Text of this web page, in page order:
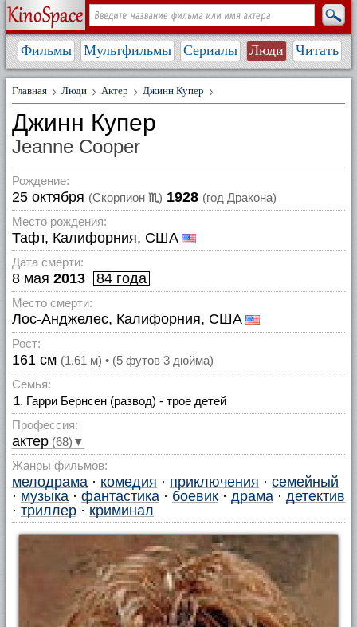
Фильмы Мультфильмы Сериалы Люди Читать
Главная Люди Актер Джинн Купер
Джинн Купер
Jeanne Cooper
Рождение:
25 октября (Скорпион ♏) 1928 (год Дракона)
Место рождения:
Тафт, Калифорния, США
Дата смерти:
8 мая 2013 84 года
Место смерти:
Лос-Анджелес, Калифорния, США
Рост:
161 см (1.61 м) • (5 футов 3 дюйма)
Семья:
Гарри Бернсен (развод) - трое детей
Профессия:
актер (68)▼
Жанры фильмов:
мелодрама · комедия · приключения · семейный
· музыка · фантастика · боевик · драма · детектив
· триллер · криминал